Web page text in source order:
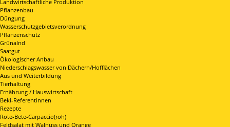
Landwirtschaftliche Produktion
Pflanzenbau
Düngung
Wasserschutzgebietsverordnung
Pflanzenschutz
Grünalnd
Saatgut
Ökologischer Anbau
Niederschlagswasser von Dächern/Hofflächen
Aus und Weiterbildung
Tierhaltung
Ernährung / Hauswirtschaft
Beki-Referentinnen
Rezepte
Rote-Bete-Carpaccio(roh)
Feldsalat mit Walnuss und Orange